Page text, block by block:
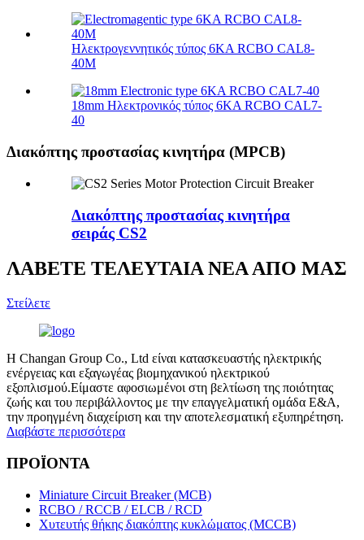
Ηλεκτρογεννητικός τύπος 6KA RCBO CAL8-
40M
18mm Ηλεκτρονικός τύπος 6KA RCBO CAL7-
40
Διακόπτης προστασίας κινητήρα (MPCB)
Διακόπτης προστασίας κινητήρα
σειράς CS2
ΛΑΒΕΤΕ ΤΕΛΕΥΤΑΙΑ ΝΕΑ ΑΠΟ ΜΑΣ
Στείλετε
Η Changan Group Co., Ltd είναι κατασκευαστής ηλεκτρικής
ενέργειας και εξαγωγέας βιομηχανικού ηλεκτρικού
εξοπλισμού.Είμαστε αφοσιωμένοι στη βελτίωση της ποιότητας
ζωής και του περιβάλλοντος με την επαγγελματική ομάδα Ε&Α,
την προηγμένη διαχείριση και την αποτελεσματική εξυπηρέτηση.
Διαβάστε περισσότερα
ΠΡΟΪΟΝΤΑ
Miniature Circuit Breaker (MCB)
RCBO / RCCB / ELCB / RCD
Χυτευτής θήκης διακόπτης κυκλώματος (MCCB)